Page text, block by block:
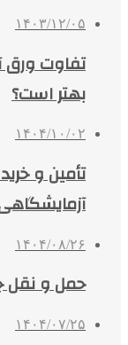
۱۴۰۳/۱۲/۰۵
تفاوت ورق
بهتر است؟
۱۴۰۴/۱۰/۰۲
تأمین و
۱۴۰۴/۰۸/۲۶
حمل و نقل
۱۴۰۴/۰۷/۲۵